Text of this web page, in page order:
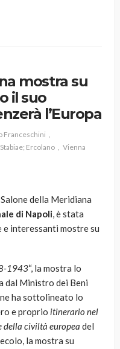
mostra su
il suo
l’Europa
Franceschini
Stabiae; Ercolano Vienna
della Meridiana
di Napoli, è stata
e interessanti mostre su
1943“, la mostra lo
dal Ministro dei Beni
ha sottolineato lo
e proprio itinerario nel
della civiltà europea del
la mostra su